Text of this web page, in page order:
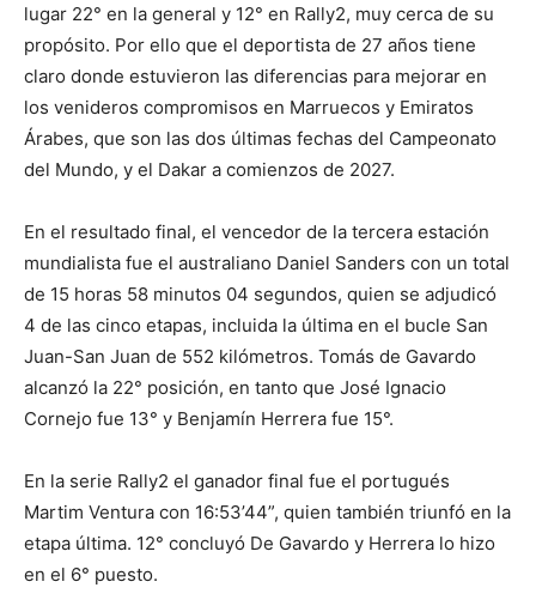
lugar 22° en la general y 12° en Rally2, muy cerca de su
propósito. Por ello que el deportista de 27 años tiene
claro donde estuvieron las diferencias para mejorar en
los venideros compromisos en Marruecos y Emiratos
Árabes, que son las dos últimas fechas del Campeonato
del Mundo, y el Dakar a comienzos de 2027.
En el resultado final, el vencedor de la tercera estación
mundialista fue el australiano Daniel Sanders con un total
de 15 horas 58 minutos 04 segundos, quien se adjudicó
4 de las cinco etapas, incluida la última en el bucle San
Juan-San Juan de 552 kilómetros. Tomás de Gavardo
alcanzó la 22° posición, en tanto que José Ignacio
Cornejo fue 13° y Benjamín Herrera fue 15°.
En la serie Rally2 el ganador final fue el portugués
Martim Ventura con 16:53’44”, quien también triunfó en la
etapa última. 12° concluyó De Gavardo y Herrera lo hizo
en el 6° puesto.